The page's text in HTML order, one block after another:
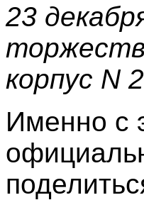
23
корпус N
Именно с